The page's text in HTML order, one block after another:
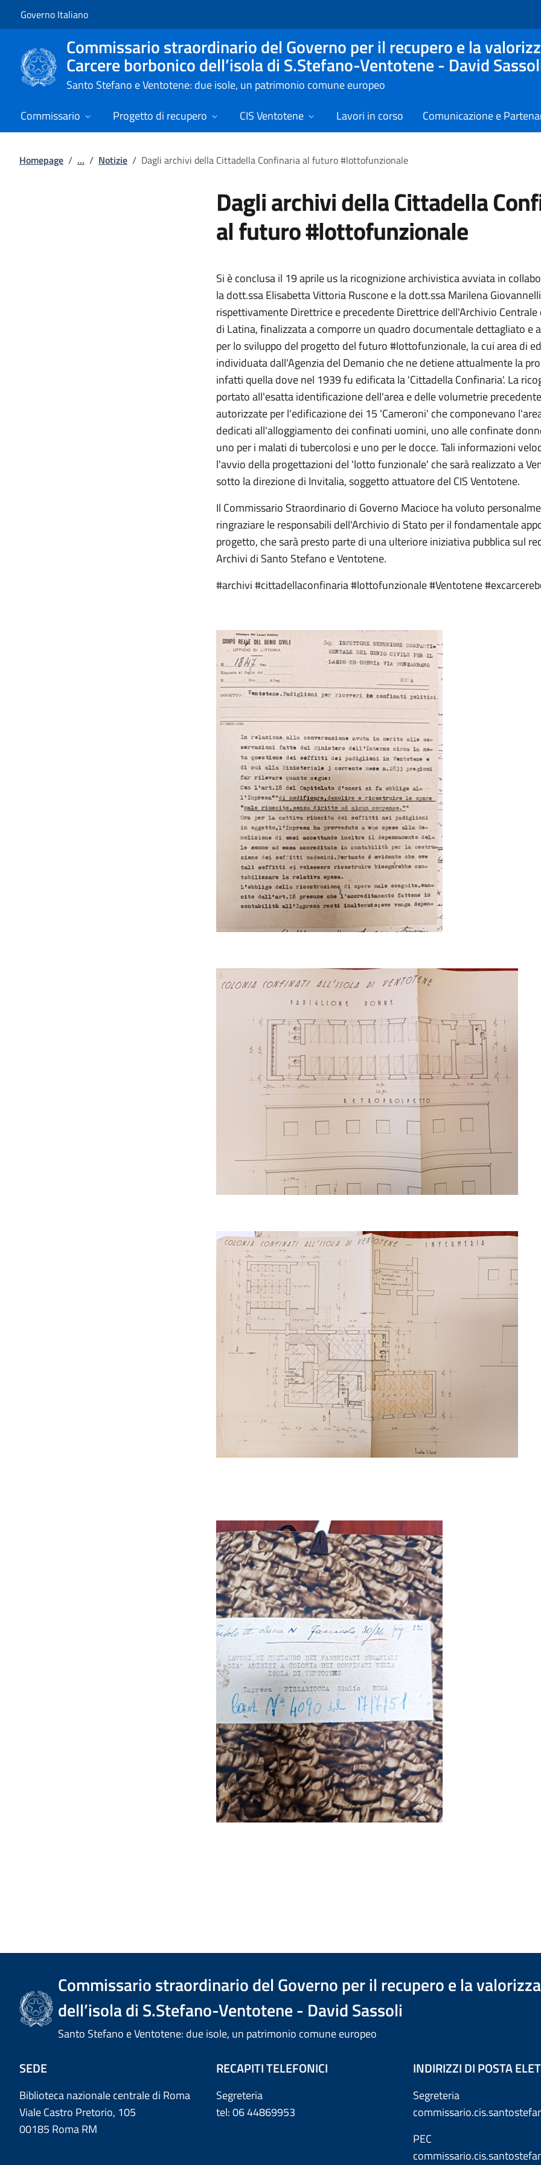
Governo Italiano
Commissario straordinario del Governo per il recupero e la
Carcere borbonico dell’isola di S.Stefano-Ventotene - David
Santo Stefano e Ventotene: due isole, un patrimonio comune europeo
Commissario Progetto di recupero CIS Ventotene Lavori in corso Comunicazione e
Homepage / ... / Notizie / Dagli archivi della Cittadella Confinaria al futuro #lottofunzionale
Dagli archivi della Cittadella
al futuro #lottofunzionale
Si è conclusa il 19 aprile us la ricognizione archivistica avviata in
la dott.ssa Elisabetta Vittoria Ruscone e la dott.ssa Marilena
rispettivamente Direttrice e precedente Direttrice dell'Archivio
di Latina, finalizzata a comporre un quadro documentale dettagliato e
per lo sviluppo del progetto del futuro #lottofunzionale, la cui area di
individuata dall'Agenzia del Demanio che ne detiene attualmente la
infatti quella dove nel 1939 fu edificata la 'Cittadella Confinaria'. La
portato all'esatta identificazione dell'area e delle volumetrie
autorizzate per l'edificazione dei 15 'Cameroni' che componevano
dedicati all'alloggiamento dei confinati uomini, uno alle confinate
uno per i malati di tubercolosi e uno per le docce. Tali informazioni
l'avvio della progettazioni del 'lotto funzionale' che sarà realizzato a
sotto la direzione di Invitalia, soggetto attuatore del CIS Ventotene.
Il Commissario Straordinario di Governo Macioce ha voluto
ringraziare le responsabili dell'Archivio di Stato per il fondamentale
progetto, che sarà presto parte di una ulteriore iniziativa pubblica sul
Archivi di Santo Stefano e Ventotene.
#archivi #cittadellaconfinaria #lottofunzionale #Ventotene
Commissario straordinario del Governo per il recupero e la
dell’isola di S.Stefano-Ventotene - David Sassoli
Santo Stefano e Ventotene: due isole, un patrimonio comune europeo
SEDE
Biblioteca nazionale centrale di Roma
Viale Castro Pretorio, 105
00185 Roma RM
RECAPITI TELEFONICI
Segreteria
tel: 06 44869953
INDIRIZZI DI POSTA
Segreteria
PEC